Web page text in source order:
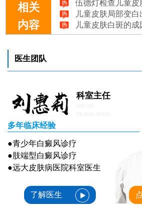
相关
内容
儿童皮肤局部变
儿童皮肤白斑的成
医生团队
科室主任
多年临床经验
●青少年白癜风诊疗
●肢端型白癜风诊疗
●远大皮肤病医院科室医生
了解医生